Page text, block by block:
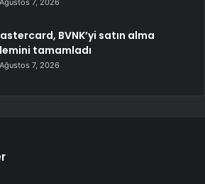
BVNK’yi satın alma
tamamladı
Ağustos 7, 2026